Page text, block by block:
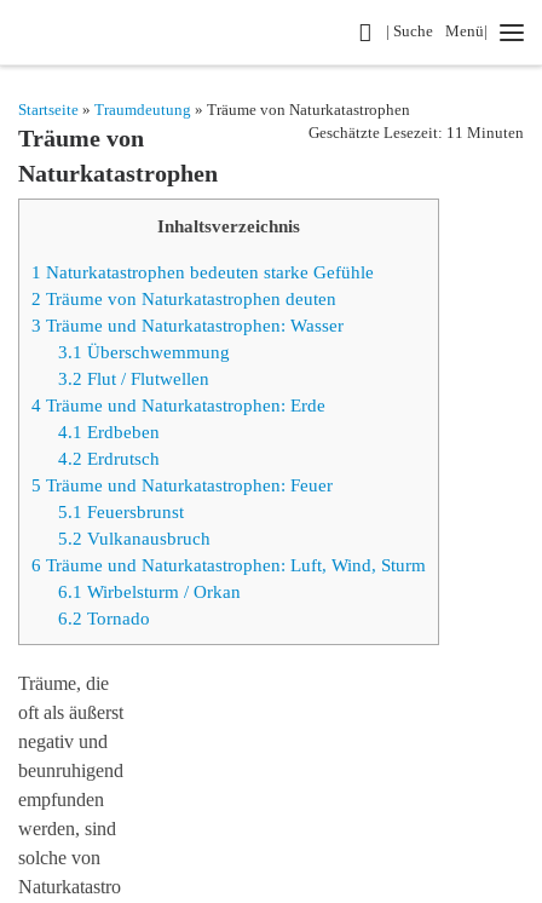
| SucheSearch
Menü|
Startseite » Traumdeutung » Träume von Naturkatastrophen
Geschätzte Lesezeit: 11 Minuten
Träume von
Naturkatastrophen
Inhaltsverzeichnis
1 Naturkatastrophen bedeuten starke Gefühle
2 Träume von Naturkatastrophen deuten
3 Träume und Naturkatastrophen: Wasser
3.1 Überschwemmung
3.2 Flut / Flutwellen
4 Träume und Naturkatastrophen: Erde
4.1 Erdbeben
4.2 Erdrutsch
5 Träume und Naturkatastrophen: Feuer
5.1 Feuersbrunst
5.2 Vulkanausbruch
6 Träume und Naturkatastrophen: Luft, Wind, Sturm
6.1 Wirbelsturm / Orkan
6.2 Tornado
Träume, die
oft als äußerst
negativ und
beunruhigend
empfunden
werden, sind
solche von
Naturkatastro